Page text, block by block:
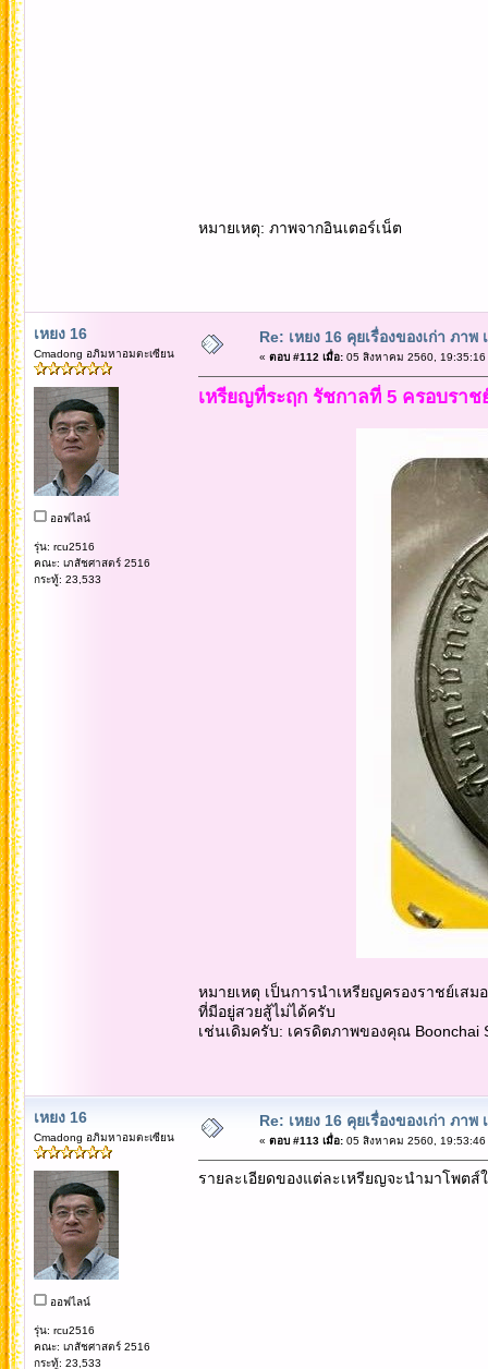
หมายเหตุ: ภาพจากอินเตอร์เน็ต
เหยง 16
Cmadong อภิมหาอมตะเซียน
ออฟไลน์
รุ่น: rcu2516
คณะ: เภสัชศาสตร์ 2516
กระทู้: 23,533
Re: เหยง 16 คุยเรื่องของเก่า ภา
« ตอบ #112 เมื่อ:05 สิงหาคม 2560, 19:35:16
เหรียญที่ระฤก รัชกาลที่ 5 ครอบรา
หมายเหตุ เป็นการนำเหรียญครองราชย์เส
ที่มีอยู่สวยสู้ไม่ได้ครับ
เช่นเดิมครับ: เครดิตภาพของคุณ Boonchai
เหยง 16
Cmadong อภิมหาอมตะเซียน
ออฟไลน์
รุ่น: rcu2516
คณะ: เภสัชศาสตร์ 2516
กระทู้: 23,533
Re: เหยง 16 คุยเรื่องของเก่า ภา
« ตอบ #113 เมื่อ:05 สิงหาคม 2560, 19:53:46
รายละเอียดของแต่ละเหรียญจะนำมาโพตส์